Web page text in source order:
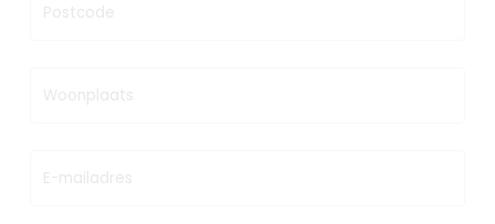
Postcode
Woonplaats
E-mailadres